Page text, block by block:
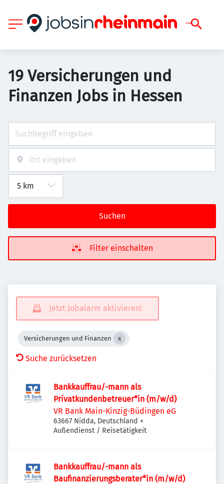
19 Versicherungen und
Finanzen Jobs in Hessen
Suchen
Filter einschalten
Jetzt Jobalarm aktivieren!
Versicherungen und Finanzen
Suche zurücksetzen
Bankkauffrau/-mann als
Privatkundenbetreuer*in (m/w/d)
VR Bank Main-Kinzig-Büdingen eG
63667 Nidda, Deutschland +
Außendienst / Reisetätigkeit
Bankkauffrau/-mann als
Baufinanzierungsberater*in (m/w/d)